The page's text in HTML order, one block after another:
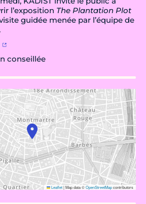
l’exposition The Plantation Plot
guidée menée par l’équipe de
conseillée
Leaflet|Map data ©OpenStreetMapcontributors